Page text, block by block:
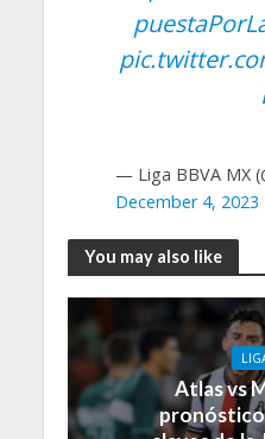
— Liga BBVA MX
December 4, 2023
You may also like
Atlas vs